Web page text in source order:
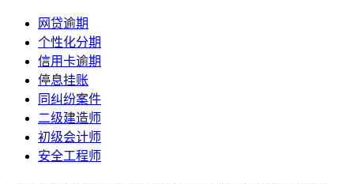
网贷逾期
个性化分期
信用卡逾期
停息挂账
同纠纷案件
二级建造师
初级会计师
安全工程师